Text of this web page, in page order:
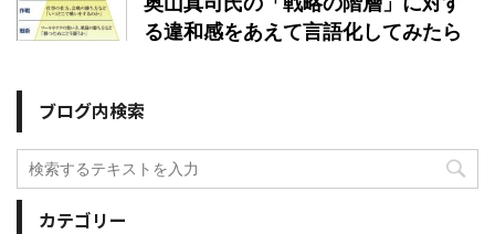
る違和感をあえて言語化してみたら
ブログ内検索
カテゴリー